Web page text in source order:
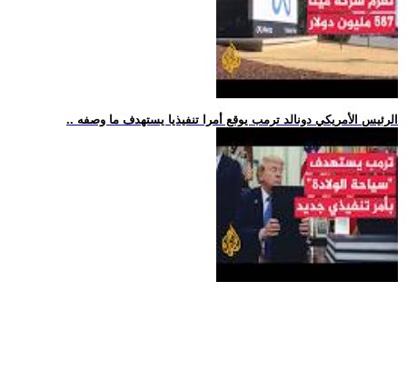
.. الرئيس الأمريكي دونالد ترمب يوقع أمرا تنفيذيا يستهدف ما وصفه